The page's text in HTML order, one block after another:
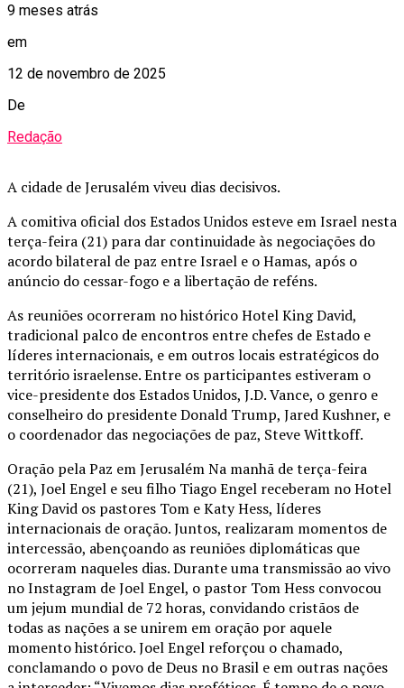
9 meses atrás
em
12 de novembro de 2025
De
Redação
A cidade de Jerusalém viveu dias decisivos.
A comitiva oficial dos Estados Unidos esteve em Israel nesta
terça-feira (21) para dar continuidade às negociações do
acordo bilateral de paz entre Israel e o Hamas, após o
anúncio do cessar-fogo e a libertação de reféns.
As reuniões ocorreram no histórico Hotel King David,
tradicional palco de encontros entre chefes de Estado e
líderes internacionais, e em outros locais estratégicos do
território israelense. Entre os participantes estiveram o
vice-presidente dos Estados Unidos, J.D. Vance, o genro e
conselheiro do presidente Donald Trump, Jared Kushner, e
o coordenador das negociações de paz, Steve Wittkoff.
Oração pela Paz em Jerusalém Na manhã de terça-feira
(21), Joel Engel e seu filho Tiago Engel receberam no Hotel
King David os pastores Tom e Katy Hess, líderes
internacionais de oração. Juntos, realizaram momentos de
intercessão, abençoando as reuniões diplomáticas que
ocorreram naqueles dias. Durante uma transmissão ao vivo
no Instagram de Joel Engel, o pastor Tom Hess convocou
um jejum mundial de 72 horas, convidando cristãos de
todas as nações a se unirem em oração por aquele
momento histórico. Joel Engel reforçou o chamado,
conclamando o povo de Deus no Brasil e em outras nações